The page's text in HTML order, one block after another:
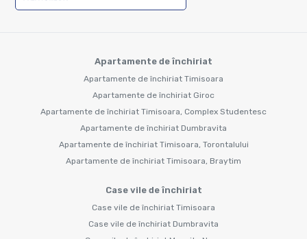
Apartamente de închiriat
Apartamente de închiriat Timisoara
Apartamente de închiriat Giroc
Apartamente de închiriat Timisoara, Complex Studentesc
Apartamente de închiriat Dumbravita
Apartamente de închiriat Timisoara, Torontalului
Apartamente de închiriat Timisoara, Braytim
Case vile de închiriat
Case vile de închiriat Timisoara
Case vile de închiriat Dumbravita